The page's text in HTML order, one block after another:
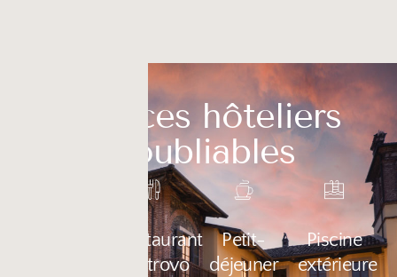
Services hôteliers
inoubliables
Restaurant
"Il ritrovo
Petit-
déjeuner
Piscine
extérieure